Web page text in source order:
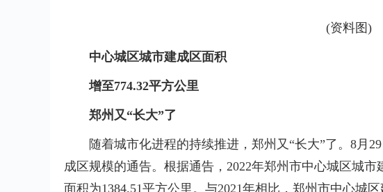
(资料图)
中心城区城市建成区面积
增至774.32平方公里
郑州又“长大”了
随着城市化进程的持续推进，郑州又“长大”了。8月
成区规模的通告。根据通告，2022年郑州市中心城区城
面积为1384.51平方公里。与2021年相比，郑州市中心城